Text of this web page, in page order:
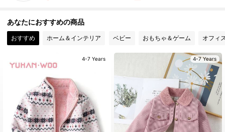
7.7K フォロワー
4.93 7.7K フォロワー
あなたにおすすめの商品
おすすめ ホーム＆インテリア ベビー おもちゃ＆ゲーム オフィ
4-7 Years 4-7 Years